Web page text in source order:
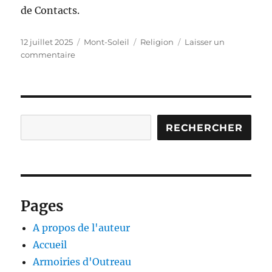
de Contacts.
Publié
le
12 juillet 2025 Catégories
Mont-Soleil Étiquettes
Religion
Laisser un
commentairesur
RECHERCHER
Pages
A propos de l'auteur
Accueil
Armoiries d'Outreau